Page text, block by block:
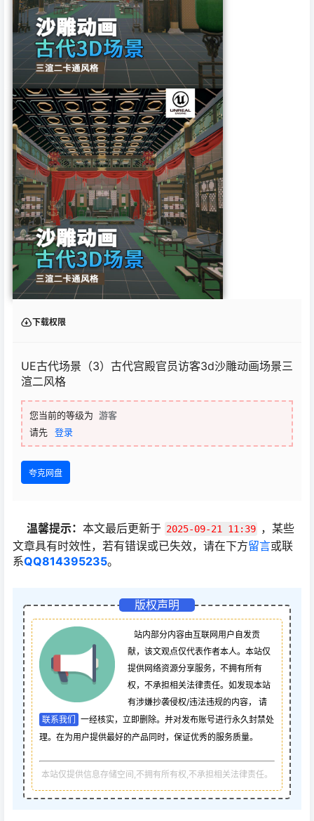
下载权限
UE古代场景（3）古代宫殿官员访客3d沙雕动画场景三
渲二风格
您当前的等级为 游客
请先
登录
夸克网盘
温馨提示： 本文最后更新于 2025-09-21 11:39 ，某些
文章具有时效性，若有错误或已失效，请在下方留言或联
系QQ814395235。
版权声明
站内部分内容由互联网用户自发贡
献，该文观点仅代表作者本人。本站仅
提供网络资源分享服务，不拥有所有
权，不承担相关法律责任。如发现本站
有涉嫌抄袭侵权/违法违规的内容， 请
联系我们
一经核实，立即删除。并对发布账号进行永久封禁处
理。在为用户提供最好的产品同时，保证优秀的服务质量。
本站仅提供信息存储空间,不拥有所有权,不承担相关法律责任。